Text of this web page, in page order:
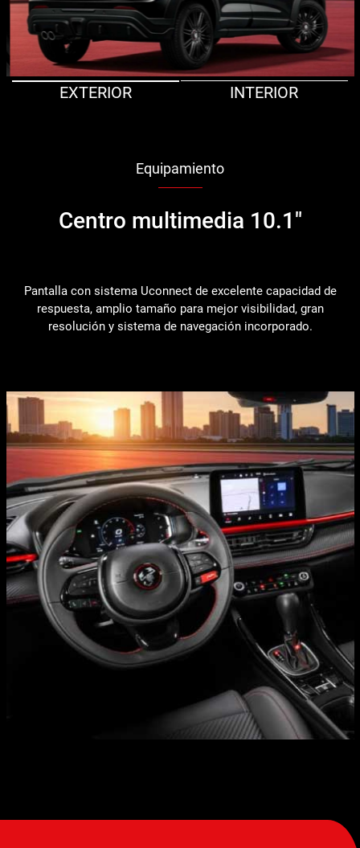
EXTERIOR INTERIOR
Equipamiento
Centro multimedia 10.1"
Pantalla con sistema Uconnect de excelente capacidad de
respuesta, amplio tamaño para mejor visibilidad, gran
resolución y sistema de navegación incorporado.